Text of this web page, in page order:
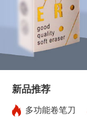
新品推荐
多功能卷笔刀